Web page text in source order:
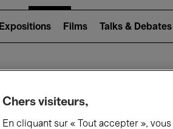
Expositions Films Talks & Debates
Ce qui
Chers visiteurs,
En cliquant sur « Tout accepter »,